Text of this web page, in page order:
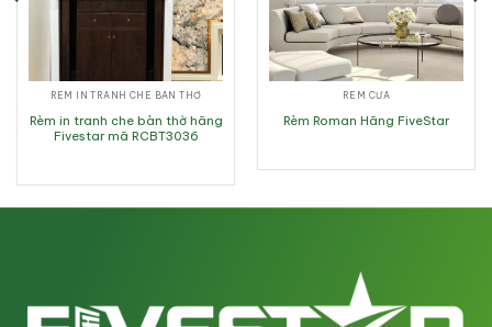
RÈM IN TRANH CHE BÀN THỜ
Rèm in tranh che bàn thờ hãng
Fivestar mã RCBT3036
RÈM CỬA
Rèm Roman Hãng FiveStar